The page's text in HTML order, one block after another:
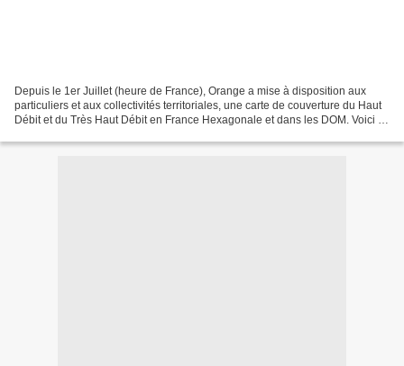
Depuis le 1er Juillet (heure de France), Orange a mise à disposition aux
particuliers et aux collectivités territoriales, une carte de couverture du Haut
Débit et du Très Haut Débit en France Hexagonale et dans les DOM. Voici la